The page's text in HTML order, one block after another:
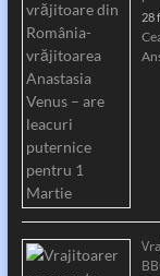
28